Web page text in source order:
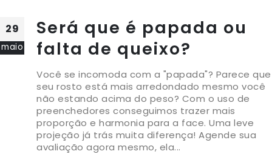
29
maio
Será que é papada ou
falta de queixo?
Você se incomoda com a "papada"? Parece que
seu rosto está mais arredondado mesmo você
não estando acima do peso? Com o uso de
preenchedores conseguimos trazer mais
proporção e harmonia para a face. Uma leve
projeção já trás muita diferença! Agende sua
avaliação agora mesmo, ela...